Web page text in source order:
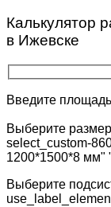
Калькулятор
в Ижевске
Введите
Выберите
select_custom-
1200*1500*8 мм"
Выберите